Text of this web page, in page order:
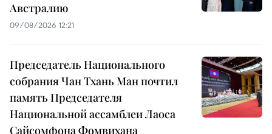
Австралию
09/08/2026 12:21
Председатель Национального
собрания Чан Тхань Ман почтил
память Председателя
Национальной ассамблеи Лаоса
Сайсомфона Фомвихана